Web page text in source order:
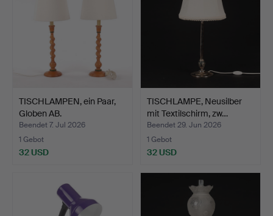
TISCHLAMPEN, ein Paar,
Globen AB.
Beendet 7. Jul 2026
1 Gebot
32 USD
TISCHLAMPE, Neusilber
mit Textilschirm, zw…
Beendet 29. Jun 2026
1 Gebot
32 USD